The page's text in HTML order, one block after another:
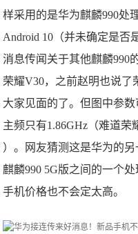
样采用的是华为麒麟990处
Android 10（并未确定是否
消息传闻关于其他麒麟990
荣耀V30，之前赵明也说了
大家见面的了。但图中参数
主频只有1.86GHz（难道荣
）。网友猜测这是华为的另
麒麟990 5G版之间的一个
手机价格也不会定太高。